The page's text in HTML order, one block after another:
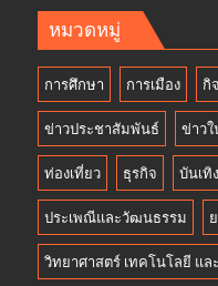
หมวดหมู่
การศึกษา การเมือง กิ
ข่าวประชาสัมพันธ์ ข่าว
ท่องเที่ยว ธุรกิจ บันเทิง
ประเพณีและวัฒนธรรม
วิทยาศาสตร์ เทคโนโลยี แล